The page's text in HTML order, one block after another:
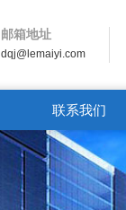
邮箱地址
dqj@lemaiyi.com
联系我们